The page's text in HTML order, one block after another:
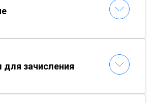
зачисления